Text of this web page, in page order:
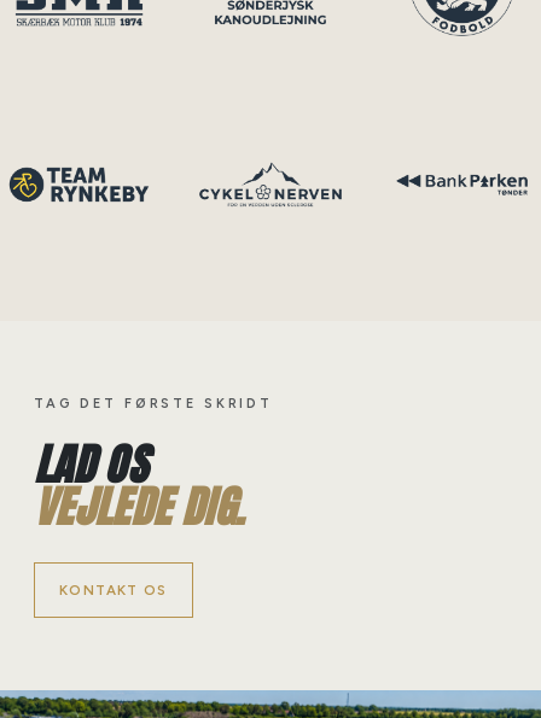
TAG DET FØRSTE SKRIDT
LAD OS
VEJLEDE DIG.
KONTAKT OS